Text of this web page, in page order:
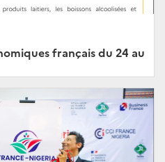
français du 24 au